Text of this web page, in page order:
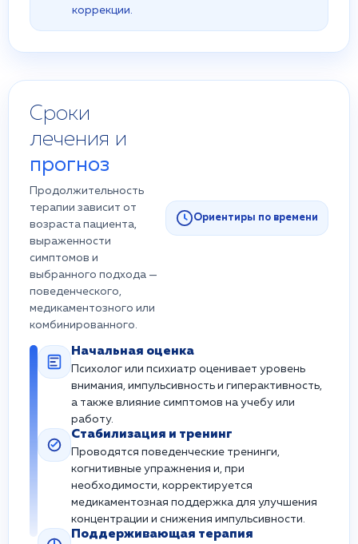
коррекции.
Сроки
лечения и
прогноз
Продолжительность
терапии зависит от
возраста пациента,
выраженности
симптомов и
выбранного подхода —
поведенческого,
медикаментозного или
комбинированного.
Ориентиры по времени
Начальная оценка
Психолог или психиатр оценивает уровень
внимания, импульсивность и гиперактивность,
а также влияние симптомов на учебу или
работу.
Стабилизация и тренинг
Проводятся поведенческие тренинги,
когнитивные упражнения и, при
необходимости, корректируется
медикаментозная поддержка для улучшения
концентрации и снижения импульсивности.
Поддерживающая терапия